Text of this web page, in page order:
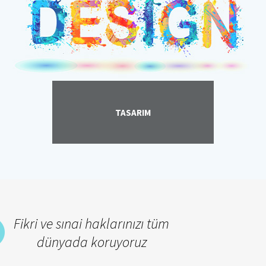
TASARIM
Fikri ve sınai haklarınızı tüm
dünyada koruyoruz